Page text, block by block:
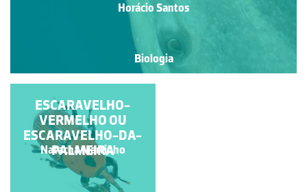
Horácio Santos
Biologia
PEIXE-VOADOR
Ana Antunes
ESCARAVELHO-
VERMELHO OU
ESCARAVELHO-DA-
PALMEIRA
Natacha Martinho